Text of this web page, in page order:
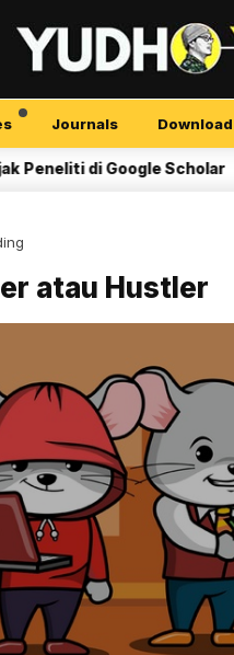
Journals Download
di Google Scholar 3
atau Hustler